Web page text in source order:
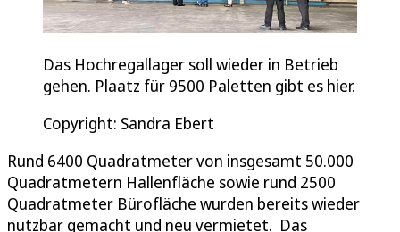
Das Hochregallager soll wieder in Betrieb
gehen. Plaatz für 9500 Paletten gibt es hier.
Copyright: Sandra Ebert
Rund 6400 Quadratmeter von insgesamt 50.000
Quadratmetern Hallenfläche sowie rund 2500
Quadratmeter Bürofläche wurden bereits wieder
nutzbar gemacht und neu vermietet. Das